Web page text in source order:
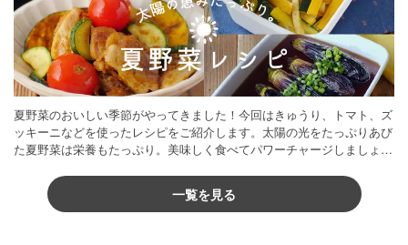
夏野菜のおいしい季節がやってきました！今回はきゅうり、トマト、ズ
ッキーニなどを使ったレシピをご紹介します。太陽の光をたっぷりあび
た夏野菜は栄養もたっぷり。美味しく食べてパワーチャージしましょう
一覧を見る